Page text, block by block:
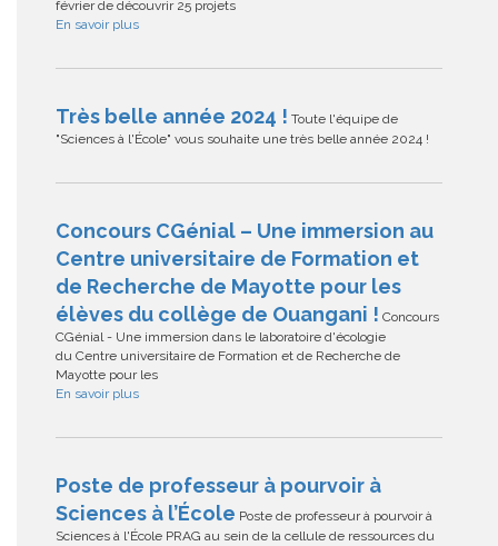
février de découvrir 25 projets
En savoir plus
Très belle année 2024 ! Toute l'équipe de
"Sciences à l'École" vous souhaite une très belle année 2024 !
Concours CGénial – Une immersion au
Centre universitaire de Formation et
de Recherche de Mayotte pour les
élèves du collège de Ouangani ! Concours
CGénial - Une immersion dans le laboratoire d'écologie
du Centre universitaire de Formation et de Recherche de
Mayotte pour les
En savoir plus
Poste de professeur à pourvoir à
Sciences à l’École Poste de professeur à pourvoir à
Sciences à l'École PRAG au sein de la cellule de ressources du